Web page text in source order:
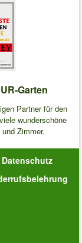
Garten
Partner für den
wunderschöne
Zimmer.
Datenschutz